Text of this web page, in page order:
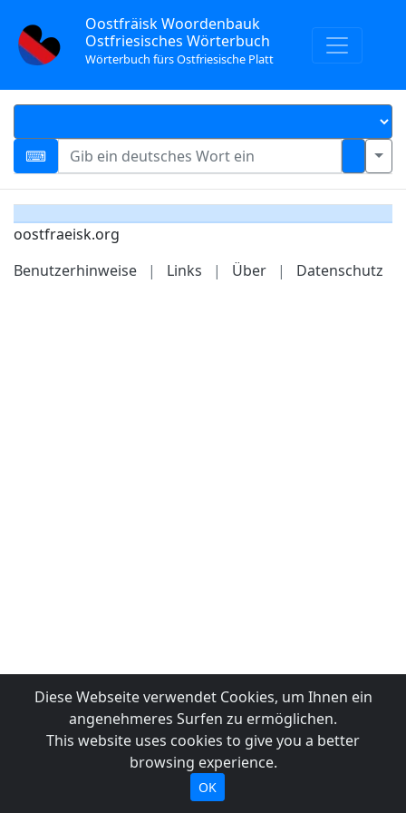
Oostfräisk Woordenbauk
Ostfriesisches Wörterbuch
Wörterbuch fürs Ostfriesische Platt
oostfraeisk.org
Benutzerhinweise
| Links | Über | Datenschutz
Diese Webseite verwendet Cookies, um Ihnen ein
angenehmeres Surfen zu ermöglichen.
This website uses cookies to give you a better
browsing experience.
OK